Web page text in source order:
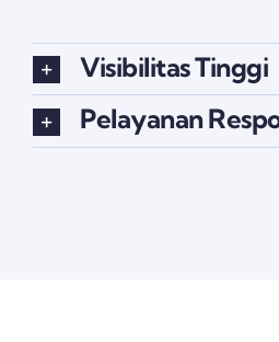
Visibilitas Tinggi
Pelayanan